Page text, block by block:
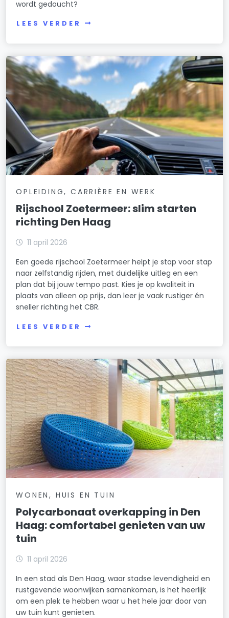
wordt gedoucht?
LEES VERDER
OPLEIDING, CARRIÈRE EN WERK
Rijschool Zoetermeer: slim starten
richting Den Haag
11 april 2026
Een goede rijschool Zoetermeer helpt je stap voor stap
naar zelfstandig rijden, met duidelijke uitleg en een
plan dat bij jouw tempo past. Kies je op kwaliteit in
plaats van alleen op prijs, dan leer je vaak rustiger én
sneller richting het CBR.
LEES VERDER
WONEN, HUIS EN TUIN
Polycarbonaat overkapping in Den
Haag: comfortabel genieten van uw
tuin
11 april 2026
In een stad als Den Haag, waar stadse levendigheid en
rustgevende woonwijken samenkomen, is het heerlijk
om een plek te hebben waar u het hele jaar door van
uw tuin kunt genieten.